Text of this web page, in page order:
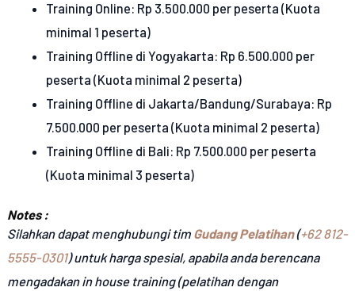
Training Online: Rp 3.500.000 per peserta (Kuota
minimal 1 peserta)
Training Offline di Yogyakarta: Rp 6.500.000 per
peserta (Kuota minimal 2 peserta)
Training Offline di Jakarta/Bandung/Surabaya: Rp
7.500.000 per peserta (Kuota minimal 2 peserta)
Training Offline di Bali: Rp 7.500.000 per peserta
(Kuota minimal 3 peserta)
Notes :
Silahkan dapat menghubungi tim Gudang Pelatihan(+62 812-
5555-0301) untuk harga spesial, apabila anda berencana
mengadakan in house training (pelatihan dengan